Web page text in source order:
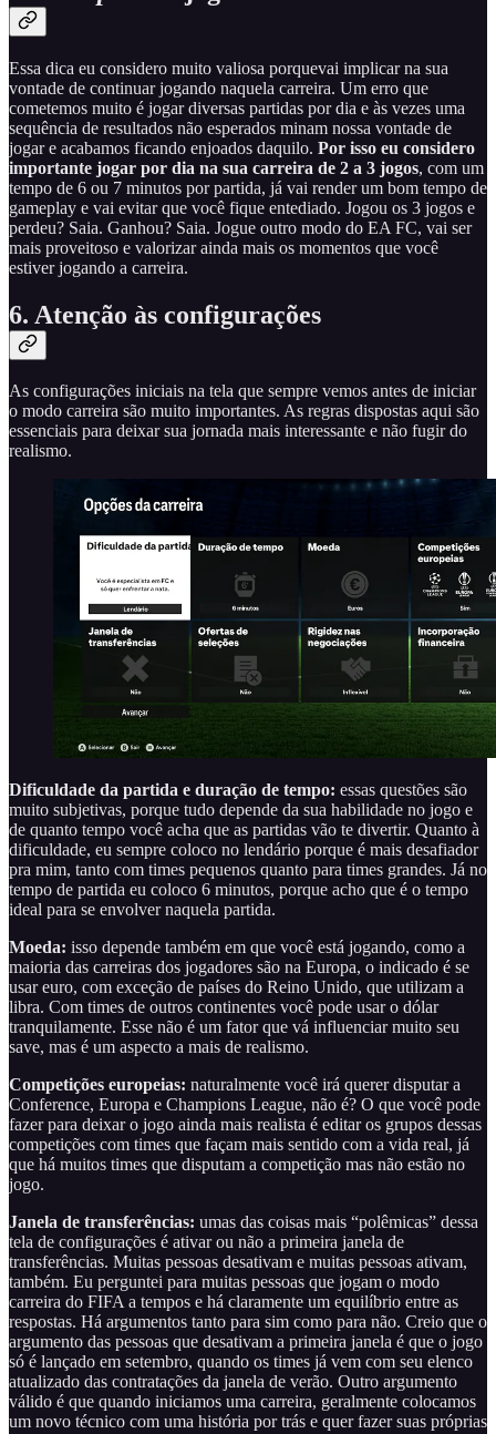
Essa dica eu considero muito valiosa porquevai implicar na sua
vontade de continuar jogando naquela carreira. Um erro que
cometemos muito é jogar diversas partidas por dia e às vezes uma
sequência de resultados não esperados minam nossa vontade de
jogar e acabamos ficando enjoados daquilo. Por isso eu considero
importante jogar por dia na sua carreira de 2 a 3 jogos, com um
tempo de 6 ou 7 minutos por partida, já vai render um bom tempo de
gameplay e vai evitar que você fique entediado. Jogou os 3 jogos e
perdeu? Saia. Ganhou? Saia. Jogue outro modo do EA FC, vai ser
mais proveitoso e valorizar ainda mais os momentos que você
estiver jogando a carreira.
6. Atenção às configurações
As configurações iniciais na tela que sempre vemos antes de iniciar
o modo carreira são muito importantes. As regras dispostas aqui são
essenciais para deixar sua jornada mais interessante e não fugir do
realismo.
Dificuldade da partida e duração de tempo: essas questões são
muito subjetivas, porque tudo depende da sua habilidade no jogo e
de quanto tempo você acha que as partidas vão te divertir. Quanto à
dificuldade, eu sempre coloco no lendário porque é mais desafiador
pra mim, tanto com times pequenos quanto para times grandes. Já no
tempo de partida eu coloco 6 minutos, porque acho que é o tempo
ideal para se envolver naquela partida.
Moeda: isso depende também em que você está jogando, como a
maioria das carreiras dos jogadores são na Europa, o indicado é se
usar euro, com exceção de países do Reino Unido, que utilizam a
libra. Com times de outros continentes você pode usar o dólar
tranquilamente. Esse não é um fator que vá influenciar muito seu
save, mas é um aspecto a mais de realismo.
Competições europeias: naturalmente você irá querer disputar a
Conference, Europa e Champions League, não é? O que você pode
fazer para deixar o jogo ainda mais realista é editar os grupos dessas
competições com times que façam mais sentido com a vida real, já
que há muitos times que disputam a competição mas não estão no
jogo.
Janela de transferências: umas das coisas mais “polêmicas” dessa
tela de configurações é ativar ou não a primeira janela de
transferências. Muitas pessoas desativam e muitas pessoas ativam,
também. Eu perguntei para muitas pessoas que jogam o modo
carreira do FIFA a tempos e há claramente um equilíbrio entre as
respostas. Há argumentos tanto para sim como para não. Creio que o
argumento das pessoas que desativam a primeira janela é que o jogo
só é lançado em setembro, quando os times já vem com seu elenco
atualizado das contratações da janela de verão. Outro argumento
válido é que quando iniciamos uma carreira, geralmente colocamos
um novo técnico com uma história por trás e quer fazer suas próprias